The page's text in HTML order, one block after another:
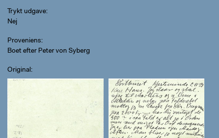
Trykt udgave
Nej
Proveniens
Boet efter Peter von Syberg
Original